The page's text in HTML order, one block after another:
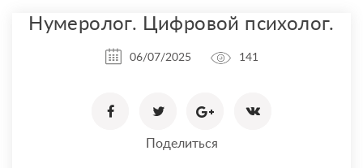
Нумеролог. Цифровой психолог.
06/07/2025 141
Поделиться